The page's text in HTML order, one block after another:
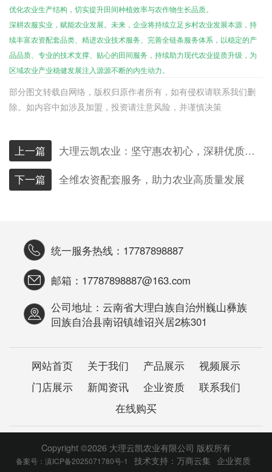
优化农业生产结构，切实提升田间种植效率与农作物生长品质。
深耕农服实业，赋能农业发展。未来，企业将持续立足乡村农业发展本源，持
续丰富农资配套品类、精进农业技术服务、完善全链条服务体系，以稳定的产
品品质、专业的技术支撑、贴心的田间服务，持续助力现代农业提质升级，为
区域农业产业稳健发展注入源源不断的内生动力。
部分图文转载自网络，版权归原作者所有，如有侵权请联系我们删
除。如内容中如涉及加盟，投资请注意风险，并谨慎决策
上一篇
大理云凯农业：坚守惠农初心，深耕优质农资服务
下一篇
全维农资配套服务，助力农业高质量发展
统一服务热线：17787898887
邮箱：17787898887@163.com
公司地址：云南省大理白族自治州巍山彝族
回族自治县南诏镇雄诏兴居2栋301
网站首页 关于我们 产品展示
视频展示
门店展示
新闻资讯 企业资质
联系我们
在线购买
Copyright ©2026 大理云凯农业有限公司 版权所有
备案号：滇ICP备2025071780号-1 技术支持： 万商云集 企业资质